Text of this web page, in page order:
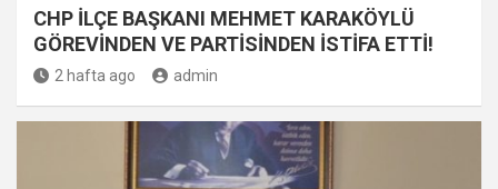
CHP İLÇE BAŞKANI MEHMET KARAKÖYLÜ
GÖREVİNDEN VE PARTİSİNDEN İSTİFA ETTİ!
2 hafta ago admin